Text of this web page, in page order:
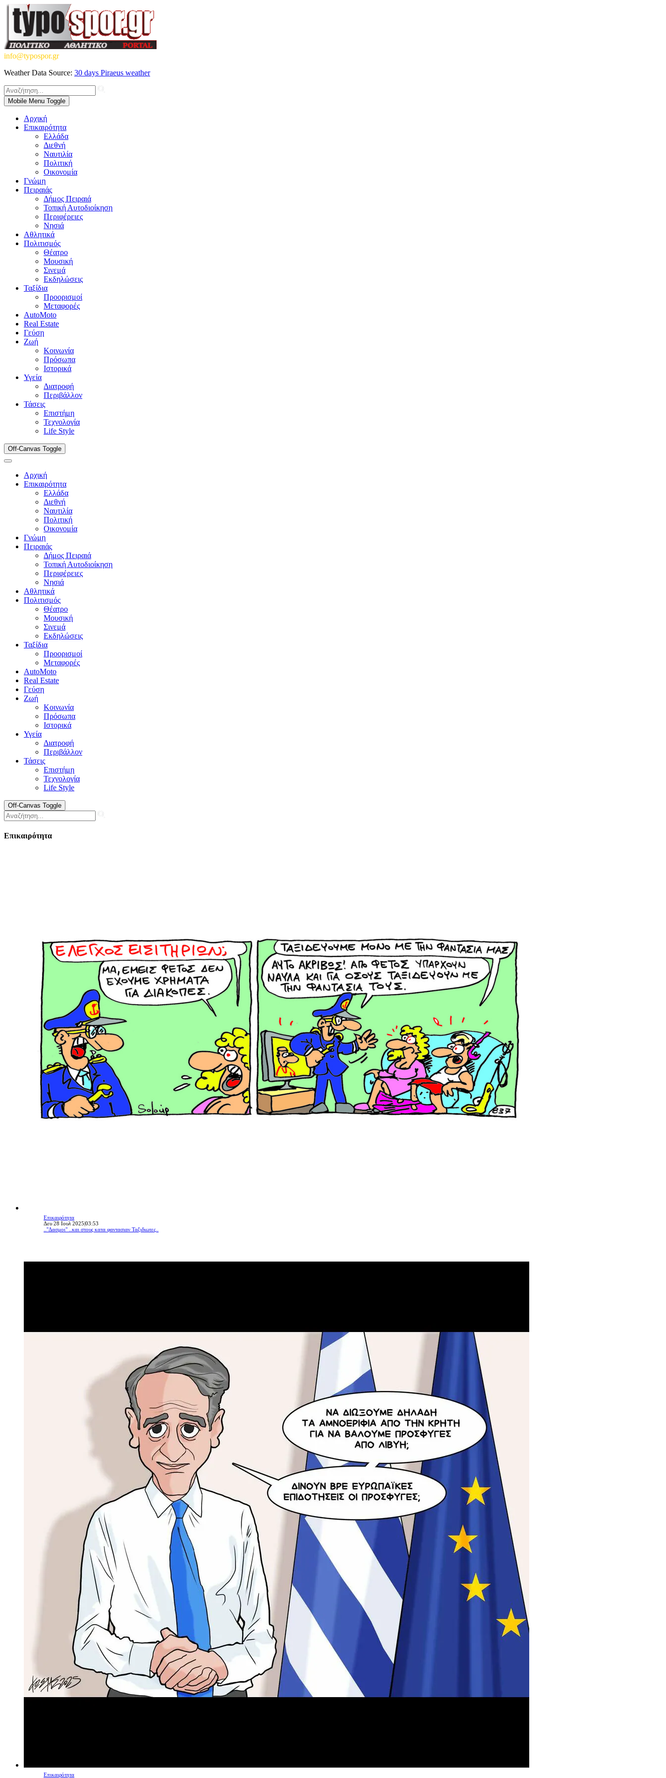
info@typospor.gr
Weather Data Source: 30 days Piraeus weather
Mobile Menu Toggle
Αρχική
Επικαιρότητα
Ελλάδα
Διεθνή
Ναυτιλία
Πολιτική
Οικονομία
Γνώμη
Πειραιάς
Δήμος Πειραιά
Τοπική Αυτοδιοίκηση
Περιφέρειες
Νησιά
Αθλητικά
Πολιτισμός
Θέατρο
Μουσική
Σινεμά
Εκδηλώσεις
Ταξίδια
Προορισμοί
Μεταφορές
AutoMoto
Real Estate
Γεύση
Ζωή
Κοινωνία
Πρόσωπα
Ιστορικά
Υγεία
Διατροφή
Περιβάλλον
Τάσεις
Επιστήμη
Τεχνολογία
Life Style
Off-Canvas Toggle
Αρχική
Επικαιρότητα
Ελλάδα
Διεθνή
Ναυτιλία
Πολιτική
Οικονομία
Γνώμη
Πειραιάς
Δήμος Πειραιά
Τοπική Αυτοδιοίκηση
Περιφέρειες
Νησιά
Αθλητικά
Πολιτισμός
Θέατρο
Μουσική
Σινεμά
Εκδηλώσεις
Ταξίδια
Προορισμοί
Μεταφορές
AutoMoto
Real Estate
Γεύση
Ζωή
Κοινωνία
Πρόσωπα
Ιστορικά
Υγεία
Διατροφή
Περιβάλλον
Τάσεις
Επιστήμη
Τεχνολογία
Life Style
Off-Canvas Toggle
Επικαιρότητα
Επικαιρότητα
Δευ 28 Ιουλ 2025|03:53
..''Δασμοι" ..και στους κατα φαντασιαν Ταξιδιωτες..
Επικαιρότητα